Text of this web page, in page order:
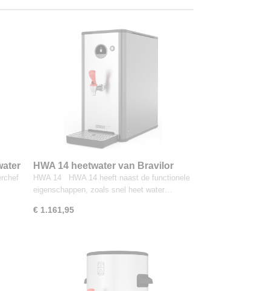
HWA 14 heetwater van Bravilor
HWA 14 HWA 14 heeft naast de functionele
eigenschappen, zoals snel heet water…
€ 1.161,95